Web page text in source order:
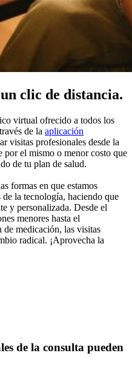
clic de distancia.
virtual ofrecido a todos los
de la aplicación
visitas profesionales desde la
por el mismo o menor costo que
de tu plan de salud.
formas en que estamos
la tecnología, haciendo que
y personalizada. Desde el
menores hasta el
medicación, las visitas
radical. ¡Aprovecha la
de la consulta pueden